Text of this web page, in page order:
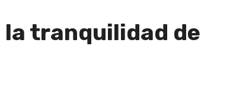
la tranquilidad de